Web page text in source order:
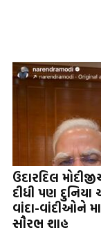
ઉદારદિલ
દીધી પણ દુનિયા
વાંદા-વાંદીઓને
સૌરભ શાહ